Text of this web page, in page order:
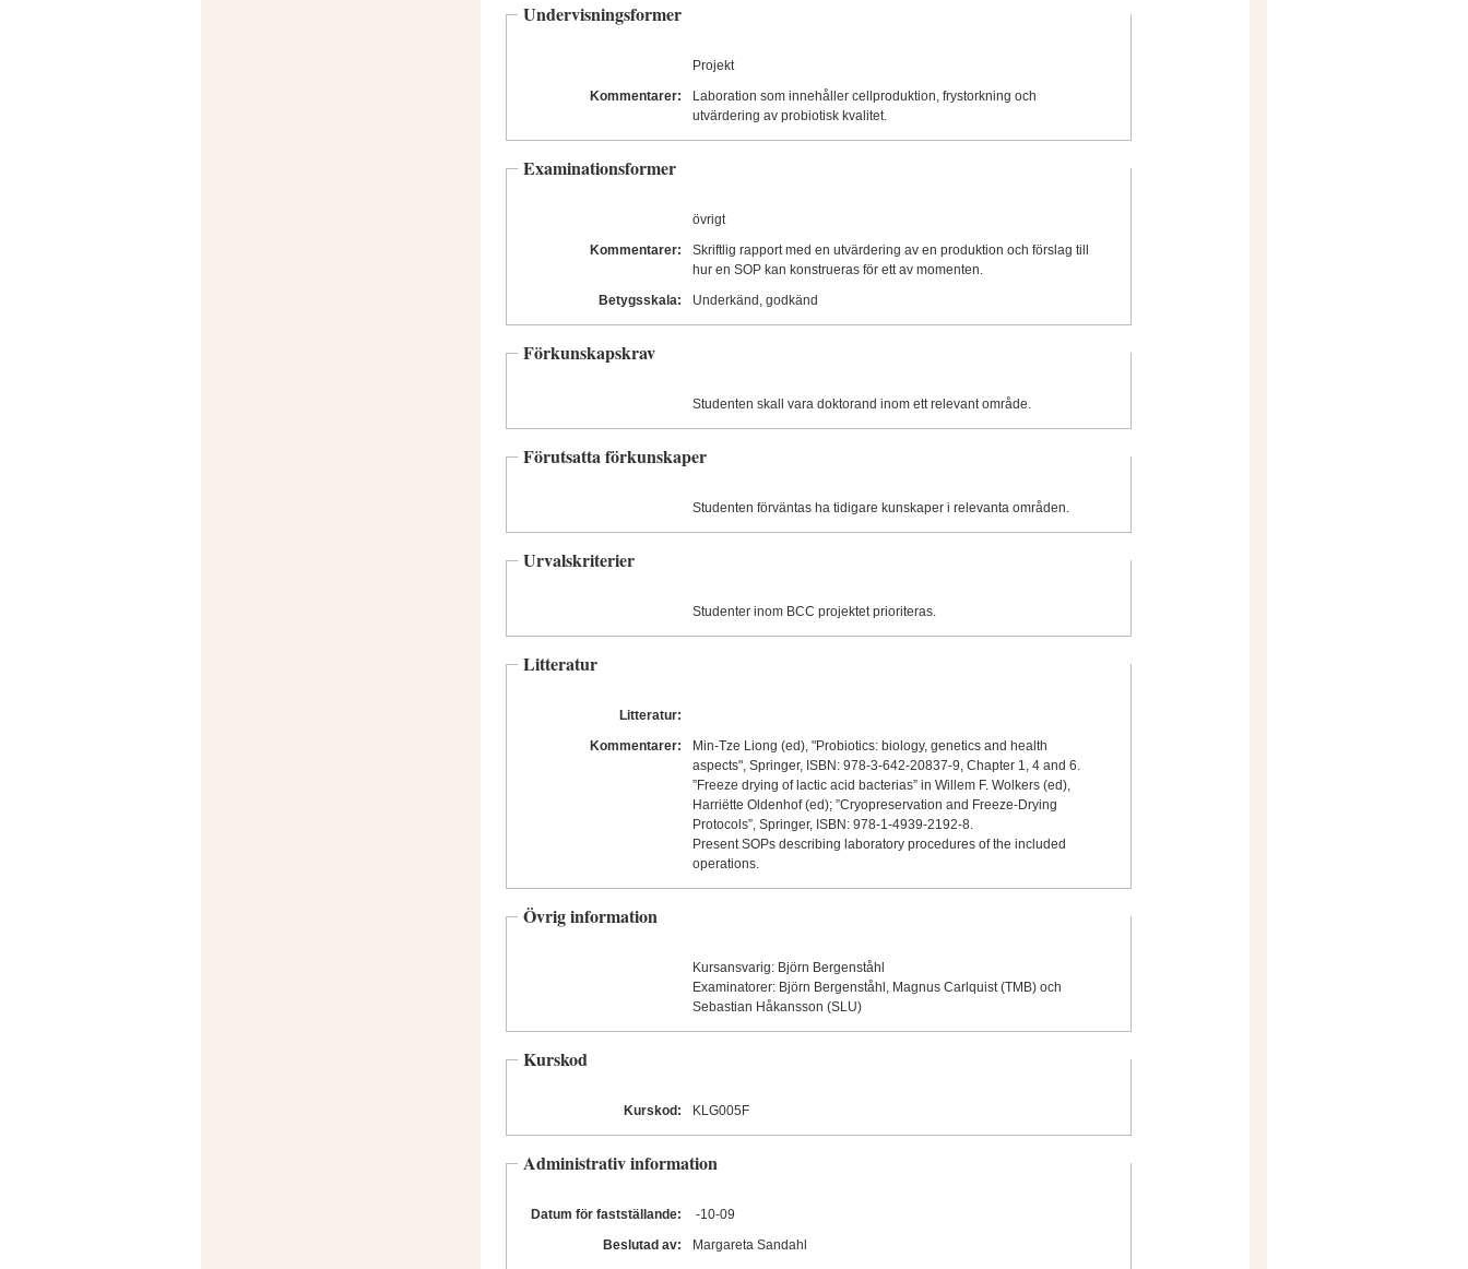
Undervisningsformer
Projekt
Kommentarer:
Laboration som innehåller cellproduktion, frystorkning och
utvärdering av probiotisk kvalitet.
Examinationsformer
övrigt
Kommentarer:
Skriftlig rapport med en utvärdering av en produktion och förslag till
hur en SOP kan konstrueras för ett av momenten.
Betygsskala:
Underkänd, godkänd
Förkunskapskrav
Studenten skall vara doktorand inom ett relevant område.
Förutsatta förkunskaper
Studenten förväntas ha tidigare kunskaper i relevanta områden.
Urvalskriterier
Studenter inom BCC projektet prioriteras.
Litteratur
Litteratur:
Kommentarer:
Min-Tze Liong (ed), "Probiotics: biology, genetics and health
aspects", Springer, ISBN: 978-3-642-20837-9, Chapter 1, 4 and 6.
”Freeze drying of lactic acid bacterias” in Willem F. Wolkers (ed),
Harriëtte Oldenhof (ed); ”Cryopreservation and Freeze-Drying
Protocols”, Springer, ISBN: 978-1-4939-2192-8.
Present SOPs describing laboratory procedures of the included
operations.
Övrig information
Kursansvarig: Björn Bergenståhl
Examinatorer: Björn Bergenståhl, Magnus Carlquist (TMB) och
Sebastian Håkansson (SLU)
Kurskod
Kurskod: KLG005F
Administrativ information
Datum för fastställande: -10-09
Beslutad av:
Margareta Sandahl